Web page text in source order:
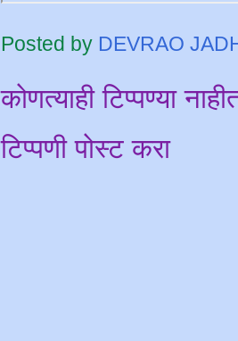
Posted by DEVRAO
कोणत्याही टिप्पण्‍या
टिप्पणी पोस्ट करा